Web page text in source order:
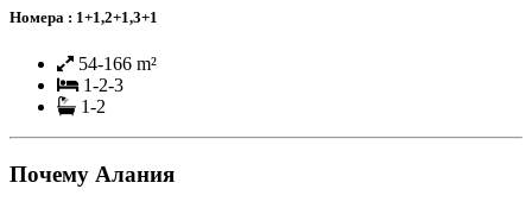
Номера : 1+1,2+1,3+1
54-166 m²
1-2-3
1-2
Почему Алания